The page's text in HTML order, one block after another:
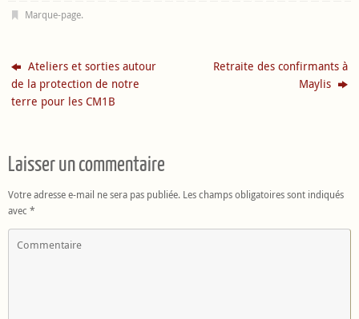
Marque-page.
Ateliers et sorties autour
de la protection de notre
terre pour les CM1B
Retraite des confirmants à
Maylis
Laisser un commentaire
Votre adresse e-mail ne sera pas publiée. Les champs obligatoires sont indiqués
avec *